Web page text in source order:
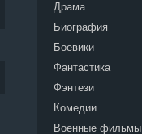
Драма
Биография
Боевики
Фантастика
Фэнтези
Комедии
Военные фильмы